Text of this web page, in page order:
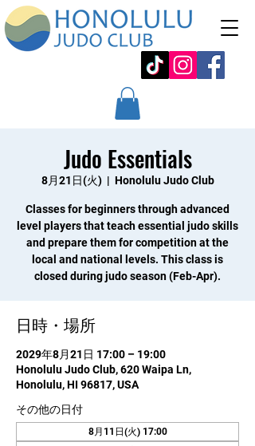
Judo Essentials
8月21日(火)
  |
Honolulu Judo Club
Classes for beginners through advanced
level players that teach essential judo skills
and prepare them for competition at the
local and national levels. This class is
closed during judo season (Feb-Apr).
日時・場所
2029年8月21日 17:00 – 19:00
Honolulu Judo Club, 620 Waipa Ln,
Honolulu, HI 96817, USA
その他の日付
8月11日(火) 17:00